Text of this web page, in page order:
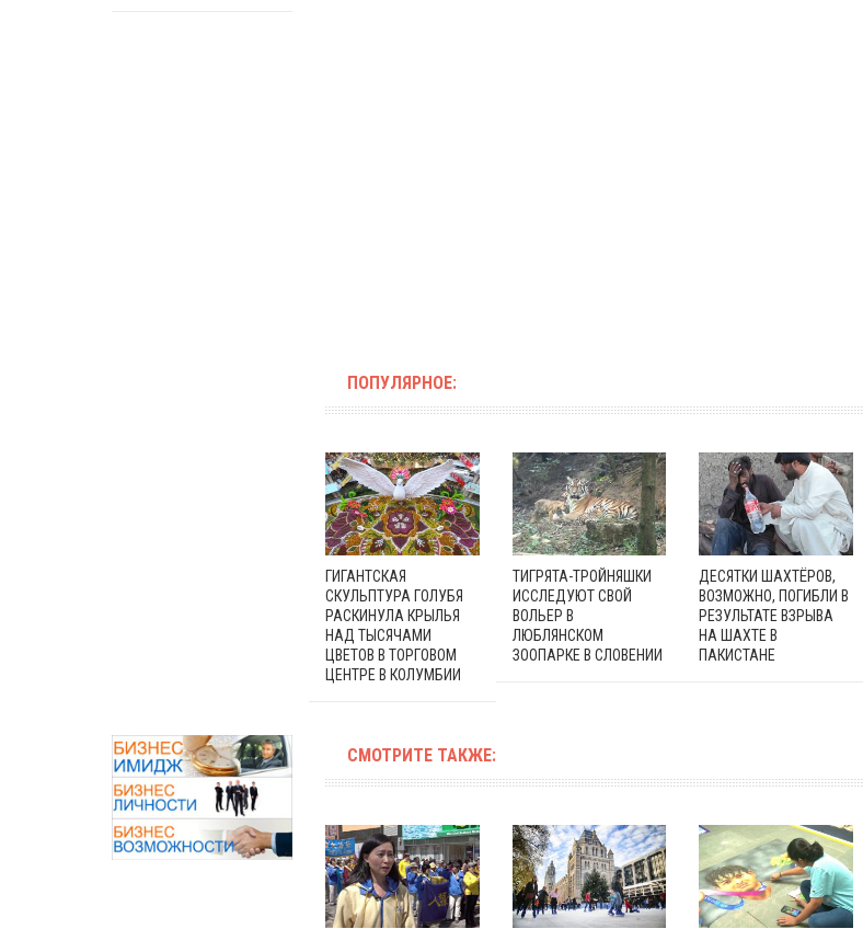
ПОПУЛЯРНОЕ:
ГИГАНТСКАЯ
СКУЛЬПТУРА ГОЛУБЯ
РАСКИНУЛА КРЫЛЬЯ
НАД ТЫСЯЧАМИ
ЦВЕТОВ В ТОРГОВОМ
ЦЕНТРЕ В КОЛУМБИИ
ТИГРЯТА-ТРОЙНЯШКИ
ИССЛЕДУЮТ СВОЙ
ВОЛЬЕР В
ЛЮБЛЯНСКОМ
ЗООПАРКЕ В СЛОВЕНИИ
ДЕСЯТКИ ШАХТЁРОВ,
ВОЗМОЖНО, ПОГИБЛИ В
РЕЗУЛЬТАТЕ ВЗРЫВА
НА ШАХТЕ В
ПАКИСТАНЕ
СМОТРИТЕ ТАКЖЕ: